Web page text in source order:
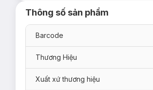
Thông số sản phẩm
Barcode
Thương Hiệu
Xuất xứ thương hiệu